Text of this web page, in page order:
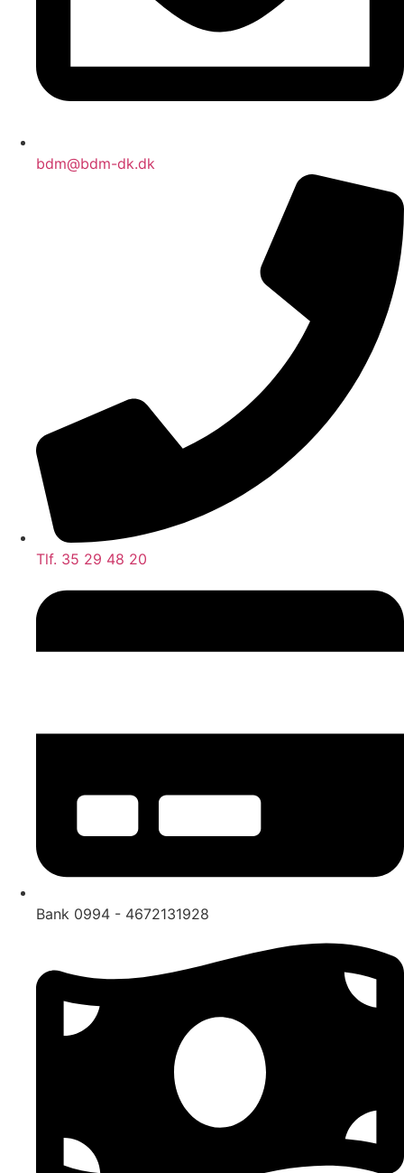
bdm@bdm-dk.dk
Tlf. 35 29 48 20
Bank 0994 - 4672131928